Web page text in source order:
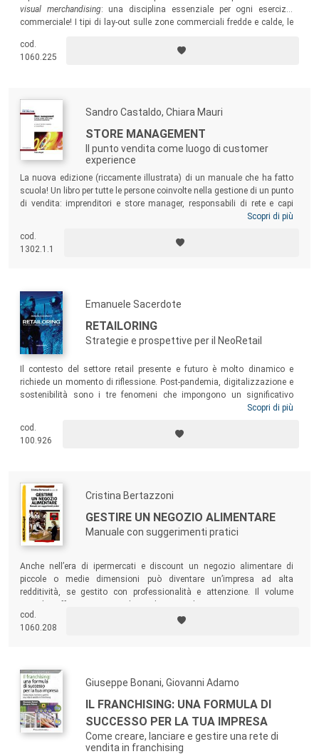
visual merchandising: una disciplina essenziale per ogni esercizio
commerciale! I tipi di lay-out sulle zone commerciali fredde e calde, le
costruzione e le regole base per l’attuazione…
cod.
1060.225
Sandro Castaldo, Chiara Mauri
STORE MANAGEMENT
Il punto vendita come luogo di customer
experience
La nuova edizione (riccamente illustrata) di un manuale che ha fatto
scuola! Un libro per tutte le persone coinvolte nella gestione di un punto
di vendita: imprenditori e store manager, responsabili di rete e capi
area, nonché operatori della distribuzione e dell’industria, direttori
responsabili di canali e di clienti... Ma anche studenti che frequentano
corsi di retail management o che hanno interesse ad approfondire le
Scopri di più
cod.
1302.1.1
Emanuele Sacerdote
RETAILORING
Strategie e prospettive per il NeoRetail
Il contesto del settore retail presente e futuro è molto dinamico e
richiede un momento di riflessione. Post-pandemia, digitalizzazione e
sostenibilità sono i tre fenomeni che impongono un significativo
ragionamento del modo di competere per trovare un nuovo equilibrio
ragionamenti, riflessioni e discorsi propedeutici a edificare una nuova
generazione di retail e di retailer più consapevoli, più sostenibili e più
Scopri di più
cod.
100.926
Cristina Bertazzoni
GESTIRE UN NEGOZIO ALIMENTARE
Manuale con suggerimenti pratici
Anche nell’era di ipermercati e discount un negozio alimentare di
piccole o medie dimensioni può diventare un’impresa ad alta
redditività, se gestito con professionalità e attenzione. Il volume
alimentare, o che da tempo lo stanno gestendo, un’opportunità di
crescita professionale per affrontare con competenza le sfide del
cod.
1060.208
Giuseppe Bonani, Giovanni Adamo
IL FRANCHISING: UNA FORMULA DI
SUCCESSO PER LA TUA IMPRESA
Come creare, lanciare e gestire una rete di
vendita in franchising